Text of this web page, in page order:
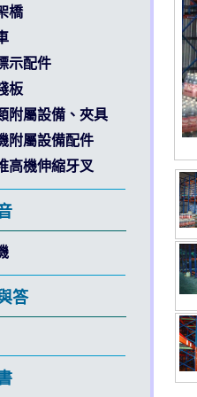
橋
示配件
板
附屬設備、夾具
附屬設備配件
高機伸縮牙叉
答